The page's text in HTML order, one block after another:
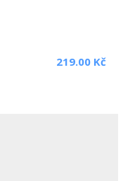
219.00 Kč